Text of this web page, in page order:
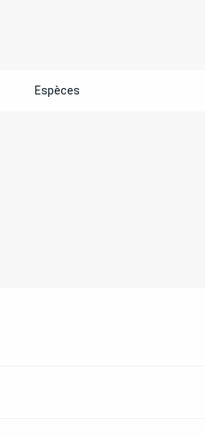
Espèces